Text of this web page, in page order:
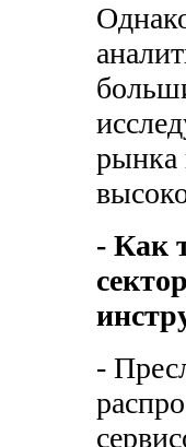
рынка
- Как
-